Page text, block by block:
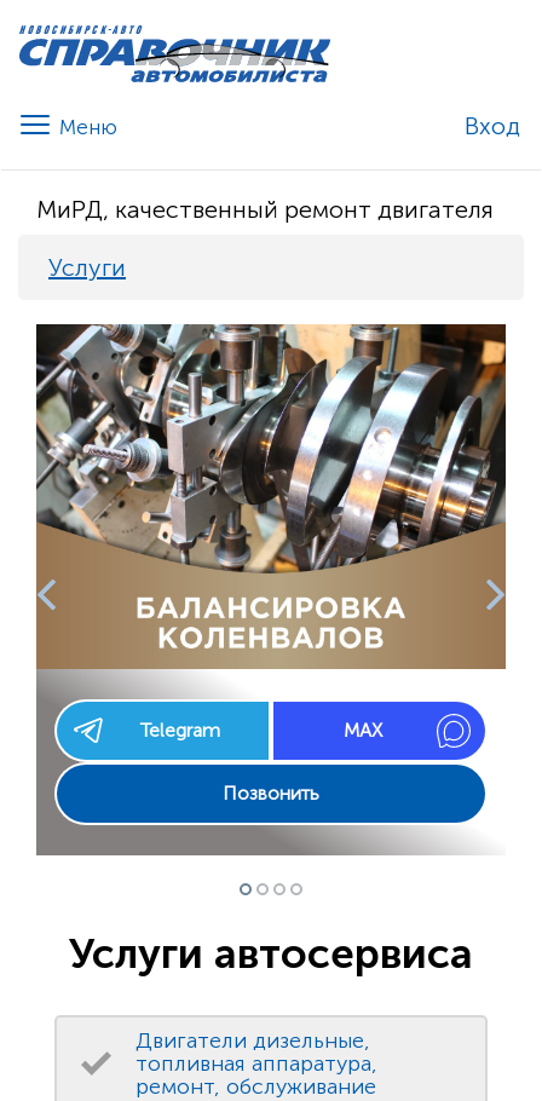
Вход
МиРД, качественный ремонт двигателя
Услуги
Telegram MAX
Позвонить
Previous
Услуги автосервиса
Двигатели дизельные,
топливная аппаратура,
ремонт, обслуживание